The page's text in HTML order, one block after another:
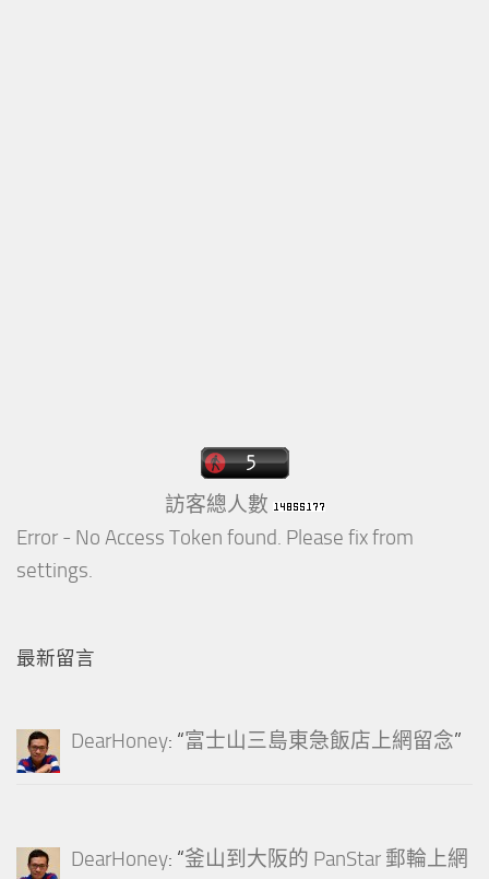
訪客總人數
Error - No Access Token found. Please fix from
settings.
最新留言
DearHoney: “富士山三島東急飯店上網留念”
DearHoney: “釜山到大阪的 PanStar 郵輪上網